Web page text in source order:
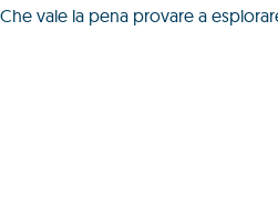
vale la pena provare a